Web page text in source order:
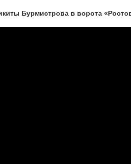
Бурмистрова в ворота